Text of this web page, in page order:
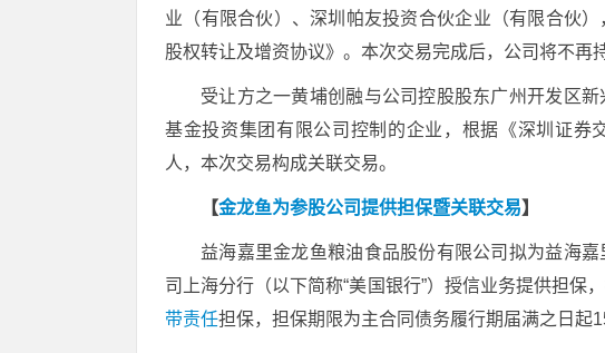
业（有限合伙）、深圳帕友投资合伙企业（有限合伙
股权转让及增资协议》。本次交易完成后，公司将不再
受让方之一黄埔创融与公司控股股东广州开发区
基金投资集团有限公司控制的企业，根据《深圳证券
人，本次交易构成关联交易。
【金龙鱼为参股公司提供担保暨关联交易】
益海嘉里金龙鱼粮油食品股份有限公司拟为益海
司上海分行（以下简称“美国银行”）授信业务提供担保
带责任担保，担保期限为主合同债务履行期届满之日起